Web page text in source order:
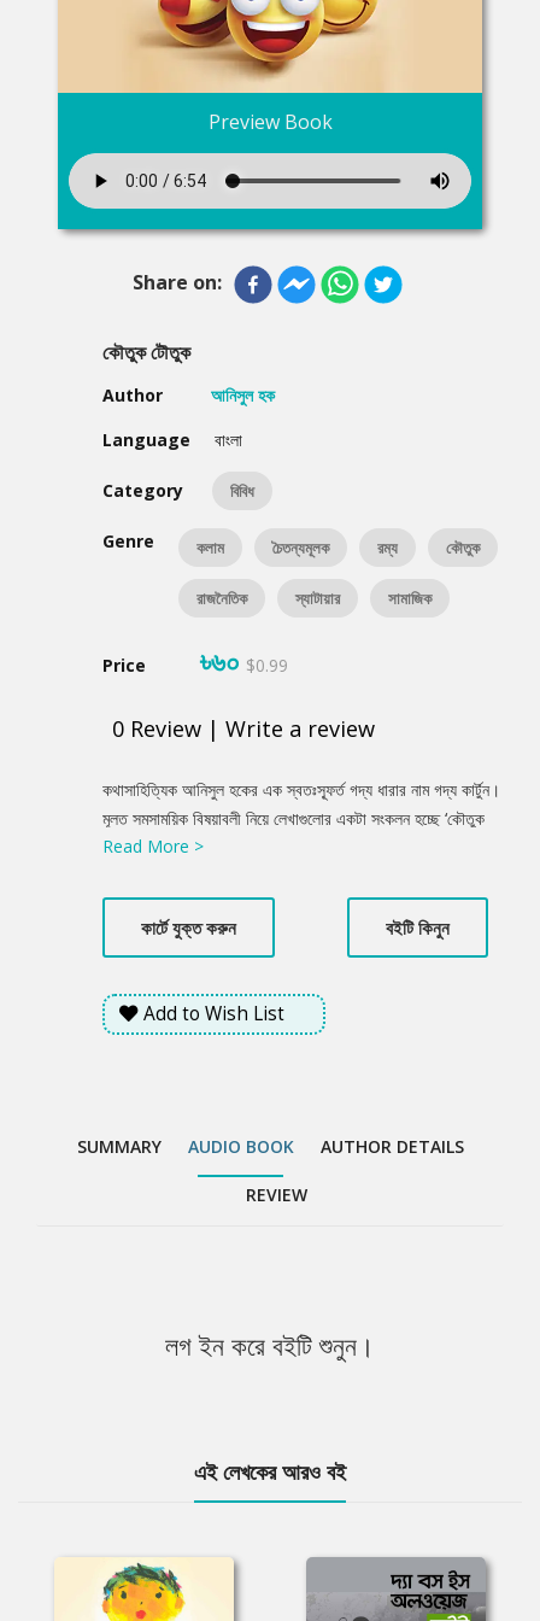
Preview Book
Share on:
কৌতুক টৌতুক
Author
আনিসুল হক
Language
বাংলা
Category বিবিধ
Genre কলাম চৈতন্যমূলক রম্য কৌতুক
রাজনৈতিক স্যাটায়ার সামাজিক
Price ৳৬০ $0.99
0 Review | Write a review
Product
Summery
কথাসাহিত্যিক আনিসুল হকের এক স্বতঃস্ফূর্ত গদ্য ধারার নাম গদ্য কার্টুন।
মূলত সমসাময়িক বিষয়াবলী নিয়ে লেখাগুলোর একটা সংকলন হচ্ছে ‘কৌতুক
টৌতুক’ নামের বইটি। এই গ্রন্থে সমকালীন রাজনৈতিক বিষয় যেমন এসেছে,
কারণে ‘কৌতুক টৌতুক’ গ্রন্থের গদ্যগুলো হয়ে উঠেছে সাধারণ মানুষের একান্ত
Read More >
কার্টে যুক্ত করুন বইটি কিনুন
Add to Wish List
SUMMARY AUDIO BOOK AUTHOR DETAILS
REVIEW
লগ ইন করে বইটি শুনুন।
এই লেখকের আরও বই